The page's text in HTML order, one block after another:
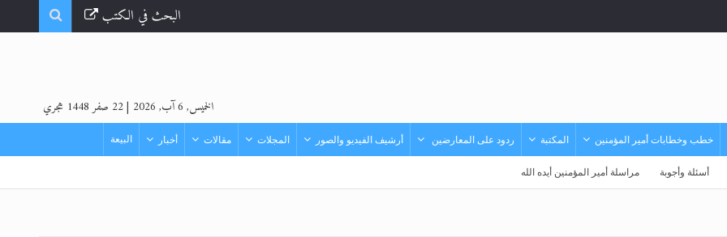
البحث في الكتب
الخميس, 6 آب, 2026 |22 صفر 1448 هجري
خطب وخطابات أمير المؤمنين المكتبة ردود على المعارضين أرشيف الفيديو والصور المجلات مقالات أخبار البيعة
أسئلة وأجوبة مراسلة أمير المؤمنين أيده الله